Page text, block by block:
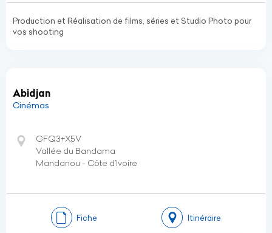
Production et Réalisation de films, séries et Studio Photo pour
vos shooting
Abidjan
Cinémas
GFQ3+X5V
Vallée du Bandama
Mandanou - Côte d’Ivoire
Fiche Itinéraire